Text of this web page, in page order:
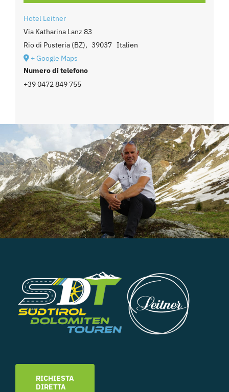
Hotel Leitner
Via Katharina Lanz 83
Rio di Pusteria (BZ), 39037 Italien
+ Google Maps
Numero di telefono
+39 0472 849 755
RICHIESTA
DIRETTA